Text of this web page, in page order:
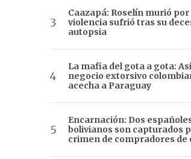
Caazapá: Roselín murió
violencia sufrió tras su
autopsia
La mafia del gota a gota:
negocio extorsivo
acecha a Paraguay
Encarnación: Dos
bolivianos son capturados
crimen de compradores de